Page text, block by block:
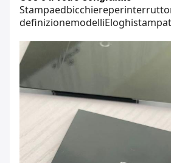
Stampaedbicchiereper
definizionemodelliEloghi